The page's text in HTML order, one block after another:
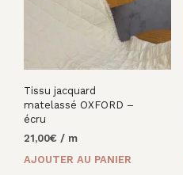
Tissu jacquard
matelassé OXFORD –
écru
21,00€ / m
AJOUTER AU PANIER